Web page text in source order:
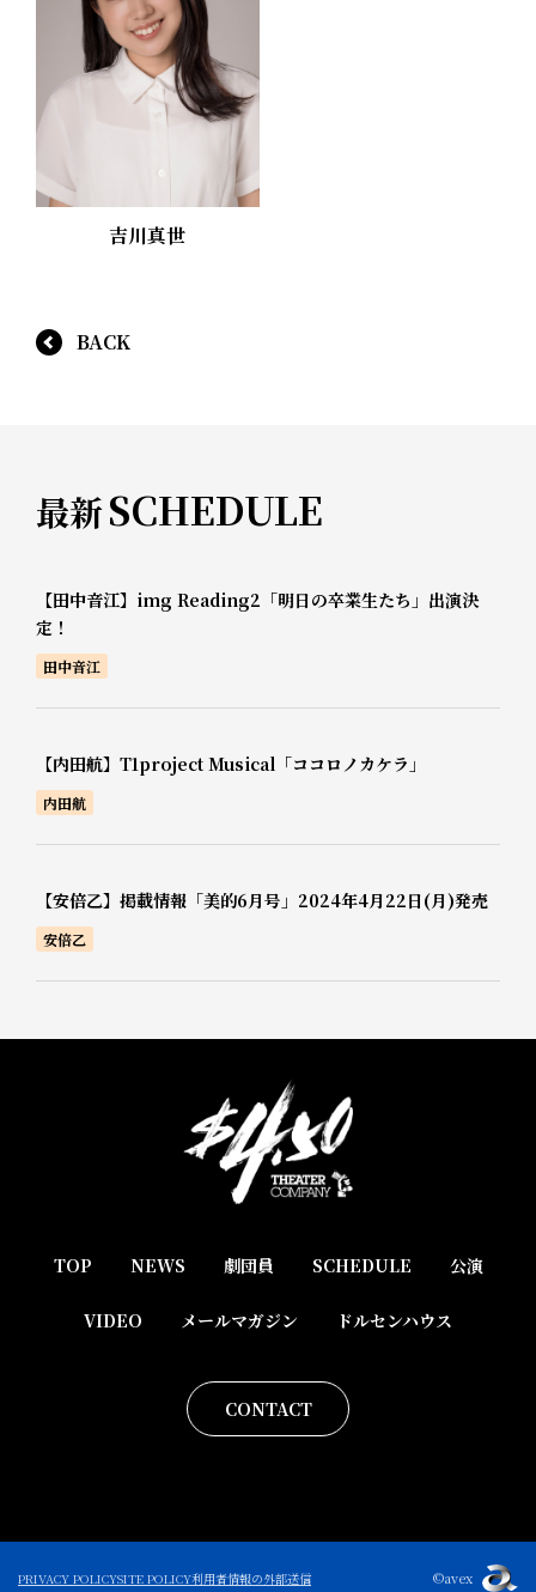
吉川真世
BACK
最新SCHEDULE
【田中音江】img Reading2「明日の卒業生たち」出演決
定！
田中音江
【内田航】T1project Musical「ココロノカケラ」
内田航
【安倍乙】掲載情報「美的6月号」2024年4月22日(月)発売
安倍乙
TOP NEWS 劇団員 SCHEDULE 公演
VIDEO メールマガジン ドルセンハウス
CONTACT
PRIVACY POLICYSITE POLICY利用者情報の外部送信 ©avex